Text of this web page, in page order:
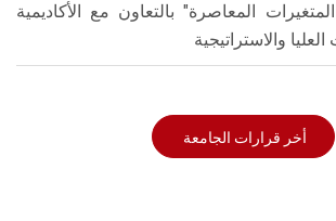
المعاصرة" بالتعاون مع الأكاديمية
والاستراتيجية
أخر قرارات الجامعة